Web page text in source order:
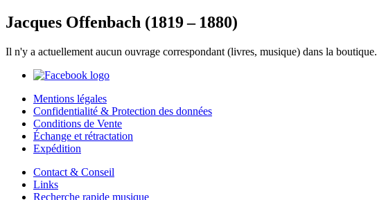
Jacques Offenbach (1819– 1880)
Il n'y a actuellement aucun ouvrage correspondant (livres, musique) dans la boutique.
Mentions légales
Confidentialité & Protection des données
Conditions de Vente
Échange et rétractation
Expédition
Contact & Conseil
Links
Recherche rapide musique